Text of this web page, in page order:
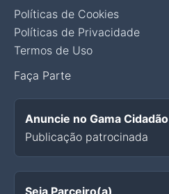
Políticas de Cookies
Políticas de Privacidade
Termos de Uso
Faça Parte
Anuncie no Gama Cidadão
Publicação patrocinada